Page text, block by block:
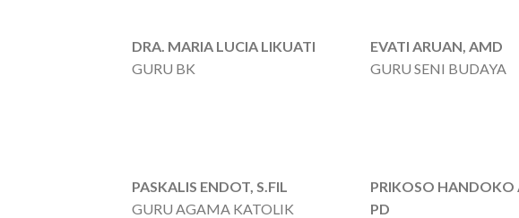
DRA. MARIA LUCIA LIKUATI
GURU BK
EVATI ARUAN, AMD
GURU SENI BUDAYA
PASKALIS ENDOT, S.FIL
GURU AGAMA KATOLIK
PRIKOSO HANDOKO
PD